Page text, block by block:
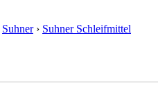
Suhner› Suhner Schleifmittel